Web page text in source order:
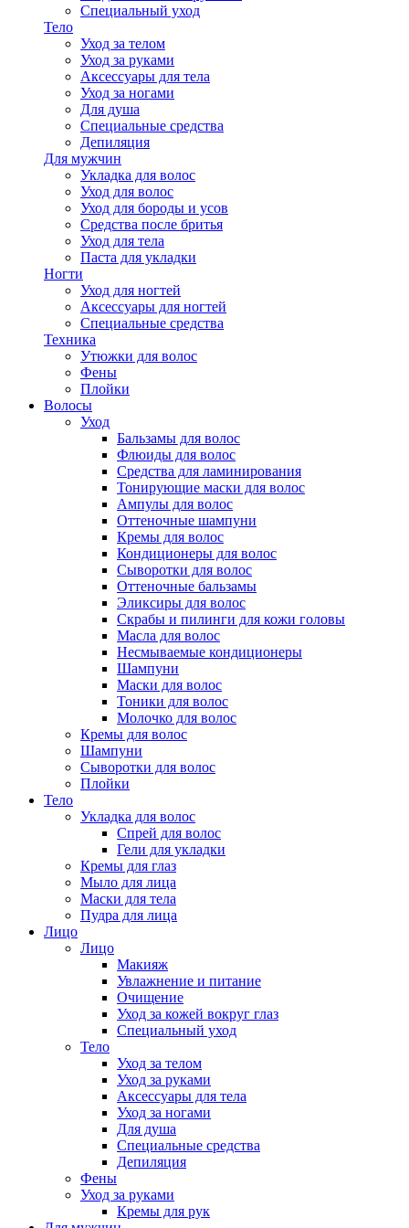
Специальный уход
Тело
Уход за телом
Уход за руками
Аксессуары для тела
Уход за ногами
Для душа
Специальные средства
Депиляция
Для мужчин
Укладка для волос
Уход для волос
Уход для бороды и усов
Средства после бритья
Уход для тела
Паста для укладки
Ногти
Уход для ногтей
Аксессуары для ногтей
Специальные средства
Техника
Утюжки для волос
Фены
Плойки
Волосы
Уход
Бальзамы для волос
Флюиды для волос
Средства для ламинирования
Тонирующие маски для волос
Ампулы для волос
Оттеночные шампуни
Кремы для волос
Кондиционеры для волос
Сыворотки для волос
Оттеночные бальзамы
Эликсиры для волос
Скрабы и пилинги для кожи головы
Масла для волос
Несмываемые кондиционеры
Шампуни
Маски для волос
Тоники для волос
Молочко для волос
Кремы для волос
Шампуни
Сыворотки для волос
Плойки
Тело
Укладка для волос
Спрей для волос
Гели для укладки
Кремы для глаз
Мыло для лица
Маски для тела
Пудра для лица
Лицо
Лицо
Макияж
Увлажнение и питание
Очищение
Уход за кожей вокруг глаз
Специальный уход
Тело
Уход за телом
Уход за руками
Аксессуары для тела
Уход за ногами
Для душа
Специальные средства
Депиляция
Фены
Уход за руками
Кремы для рук